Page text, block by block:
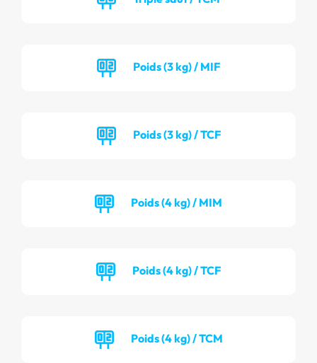
Poids (3 kg) / MIF
Poids (3 kg) / TCF
Poids (4 kg) / MIM
Poids (4 kg) / TCF
Poids (4 kg) / TCM